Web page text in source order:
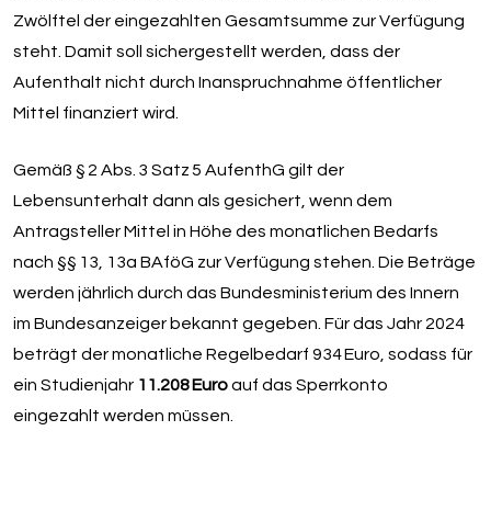
Zwölftel der eingezahlten Gesamtsumme zur Verfügung
steht. Damit soll sichergestellt werden, dass der
Aufenthalt nicht durch Inanspruchnahme öffentlicher
Mittel finanziert wird.
Gemäß § 2 Abs. 3 Satz 5 AufenthG gilt der
Lebensunterhalt dann als gesichert, wenn dem
Antragsteller Mittel in Höhe des monatlichen Bedarfs
nach §§ 13, 13a BAföG zur Verfügung stehen. Die Beträge
werden jährlich durch das Bundesministerium des Innern
im Bundesanzeiger bekannt gegeben. Für das Jahr 2024
beträgt der monatliche Regelbedarf 934 Euro, sodass für
ein Studienjahr 11.208 Euroauf das Sperrkonto
eingezahlt werden müssen.